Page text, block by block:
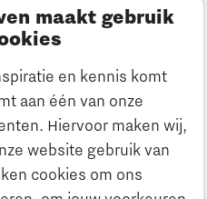
maakt gebruik
en kennis komt
aan één van onze
Hiervoor maken wij,
website gebruik van
cookies om ons